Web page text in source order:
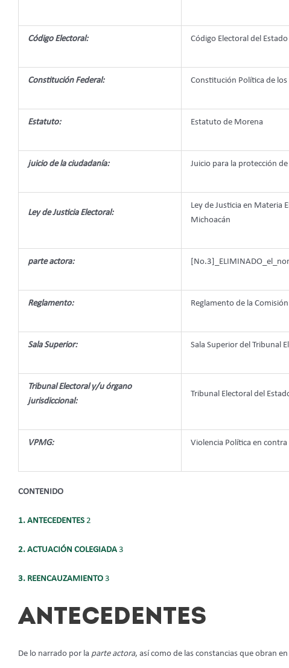
Código Electoral: Código Electoral del
Constitución Federal: Constitución Política de
Estatuto: Estatuto de Morena
juicio de la ciudadanía: Juicio para la protección
Ley de Justicia Electoral:
Ley de Justicia en Materia
Michoacán
parte actora:
Reglamento: Reglamento de la
Sala Superior: Sala Superior del Tribunal
Tribunal Electoral y/u órgano
jurisdiccional:
Tribunal Electoral del
VPMG: Violencia Política en
CONTENIDO
1. ANTECEDENTES 2
2. ACTUACIÓN COLEGIADA 3
3. REENCAUZAMIENTO 3
ANTECEDENTES
De lo narrado por la parte actora, así como de las constancias que obran